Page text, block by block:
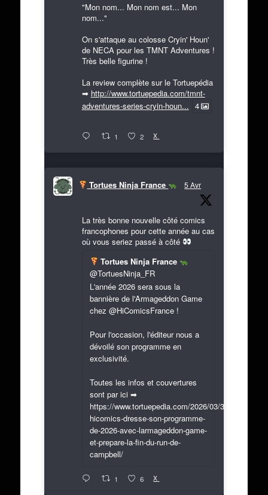
"Mon nom... Mon nom est... Mon
nom..."
On s'attaque au colosse Cryin' Houn'
de NECA pour les TMNT Adventures !
Très belle figurine !
La review complète sur le Tortuepédia
➡ http://www.tortuepedia.com/tmnt-
adventures-series-cryin-houn... 4
1 2 X
Tortues Ninja France 5 Avr
La très bonne nouvelle côté comics
francophones pour cette année au cas
où vous seriez passé à côté
Tortues Ninja France
@TortuesNinja_FR
L'année 2026 sera sous la
bannière de l'Armageddon Game
chez @HiComicsFrance !
Pour l'occasion, l'éditeur nous a
dévoilé son programme en
exclusivité.
Toutes les infos et couvertures
sont par ici ➡
https://www.tortuepedia.com/2026/03/31/exclusif-
hicomics-dresse-son-programme-
de-2026-avec-larmageddon-game-
et-prepare-la-fin-du-run-de-
campbell/
1 6 X